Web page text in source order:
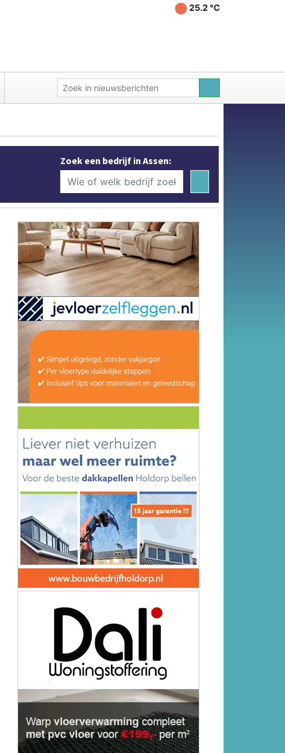
25.2 ℃
Zoek een bedrijf in Assen: